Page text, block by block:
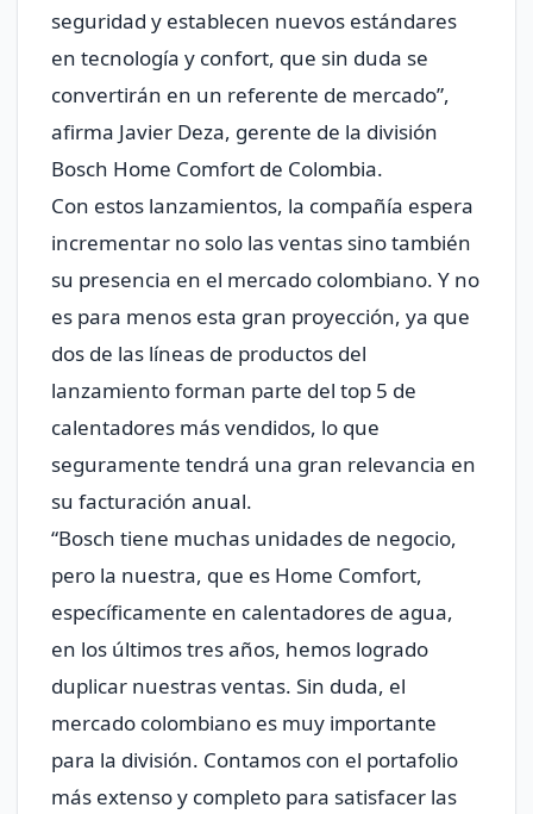
seguridad y establecen nuevos estándares
en tecnología y confort, que sin duda se
convertirán en un referente de mercado”,
afirma Javier Deza, gerente de la división
Bosch Home Comfort de Colombia.
Con estos lanzamientos, la compañía espera
incrementar no solo las ventas sino también
su presencia en el mercado colombiano. Y no
es para menos esta gran proyección, ya que
dos de las líneas de productos del
lanzamiento forman parte del top 5 de
calentadores más vendidos, lo que
seguramente tendrá una gran relevancia en
su facturación anual.
“Bosch tiene muchas unidades de negocio,
pero la nuestra, que es Home Comfort,
específicamente en calentadores de agua,
en los últimos tres años, hemos logrado
duplicar nuestras ventas. Sin duda, el
mercado colombiano es muy importante
para la división. Contamos con el portafolio
más extenso y completo para satisfacer las